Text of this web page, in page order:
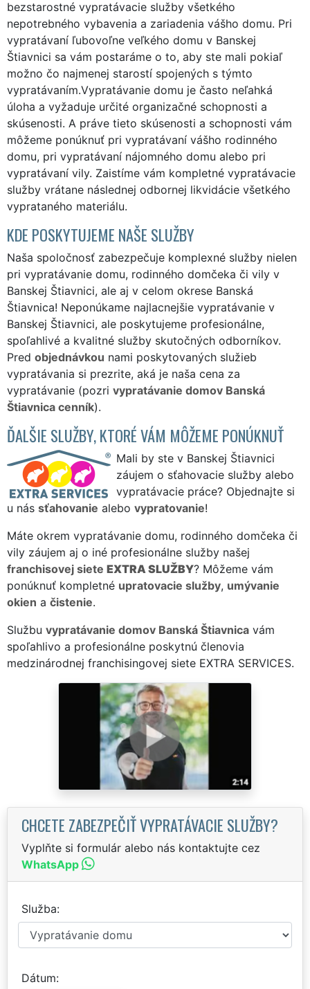
bezstarostné vypratávacie služby všetkého
nepotrebného vybavenia a zariadenia vášho domu. Pri
vypratávaní ľubovoľne veľkého domu v Banskej
Štiavnici sa vám postaráme o to, aby ste mali pokiaľ
možno čo najmenej starostí spojených s týmto
vypratávaním.Vypratávanie domu je často neľahká
úloha a vyžaduje určité organizačné schopnosti a
skúsenosti. A práve tieto skúsenosti a schopnosti vám
môžeme ponúknuť pri vypratávaní vášho rodinného
domu, pri vypratávaní nájomného domu alebo pri
vypratávaní vily. Zaistíme vám kompletné vypratávacie
služby vrátane následnej odbornej likvidácie všetkého
vyprataného materiálu.
KDE POSKYTUJEME NAŠE SLUŽBY
Naša spoločnosť zabezpečuje komplexné služby nielen
pri vypratávanie domu, rodinného domčeka či vily v
Banskej Štiavnici, ale aj v celom okrese Banská
Štiavnica! Neponúkame najlacnejšie vypratávanie v
Banskej Štiavnici, ale poskytujeme profesionálne,
spoľahlivé a kvalitné služby skutočných odborníkov.
Pred objednávkou nami poskytovaných služieb
vypratávania si prezrite, aká je naša cena za
vypratávanie (pozri vypratávanie domov Banská
Štiavnica cenník).
ĎALŠIE SLUŽBY, KTORÉ VÁM MÔŽEME PONÚKNUŤ
Mali by ste v Banskej Štiavnici
záujem o sťahovacie služby alebo
vypratávacie práce? Objednajte si
u nás sťahovanie alebo vypratovanie!
Máte okrem vypratávanie domu, rodinného domčeka či
vily záujem aj o iné profesionálne služby našej
franchisovej siete EXTRA SLUŽBY? Môžeme vám
ponúknuť kompletné upratovacie služby, umývanie
okien a čistenie.
Službu vypratávanie domov Banská Štiavnica vám
spoľahlivo a profesionálne poskytnú členovia
medzinárodnej franchisingovej siete EXTRA SERVICES.
CHCETE ZABEZPEČIŤ VYPRATÁVACIE SLUŽBY?
Vyplňte si formulár alebo nás kontaktujte cez
WhatsApp
Služba
Dátum